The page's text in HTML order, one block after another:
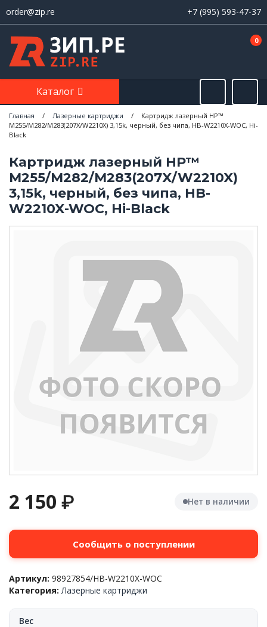
order@zip.re +7 (995) 593-47-37
0
Каталог
Главная / Лазерные картриджи /
Картридж лазерный HP™
M255/M282/M283(207X/W2210X) 3,15k, черный, без чипа, HB-W2210X-WOC, Hi-
Black
Картридж лазерный HP™
M255/M282/M283(207X/W2210X)
3,15k, черный, без чипа, HB-
W2210X-WOC, Hi-Black
2 150 ₽ Нет в наличии
Сообщить о поступлении
Артикул: 98927854/HB-W2210X-WOC
Категория:Лазерные картриджи
Вес